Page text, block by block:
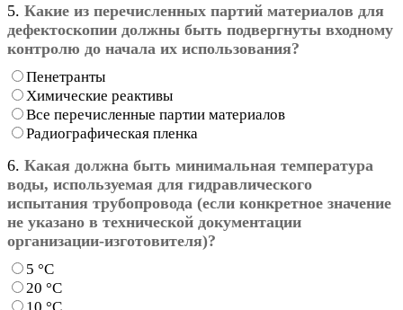
5. Какие из перечисленных партий материалов для
дефектоскопии должны быть подвергнуты входному
контролю до начала их использования?
Пенетранты
Химические реактивы
Все перечисленные партии материалов
Радиографическая пленка
6. Какая должна быть минимальная температура
воды, используемая для гидравлического
испытания трубопровода (если конкретное значение
не указано в технической документации
организации-изготовителя)?
5 °С
20 °С